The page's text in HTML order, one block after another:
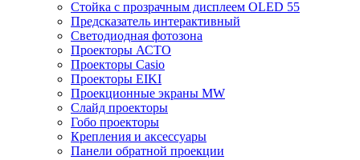
Стойка с прозрачным дисплеем OLED 55
Предсказатель интерактивный
Светодиодная фотозона
Проекторы АСТО
Проекторы Casio
Проекторы EIKI
Проекционные экраны MW
Слайд проекторы
Гобо проекторы
Крепления и аксессуары
Панели обратной проекции